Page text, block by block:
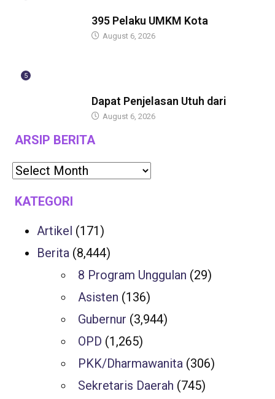
395 Pelaku UMKM Kota
August 6, 2026
5
Dapat Penjelasan Utuh dari
August 6, 2026
ARSIP BERITA
KATEGORI
Artikel (171)
Berita (8,444)
8 Program Unggulan (29)
Asisten (136)
Gubernur (3,944)
OPD (1,265)
PKK/Dharmawanita (306)
Sekretaris Daerah (745)